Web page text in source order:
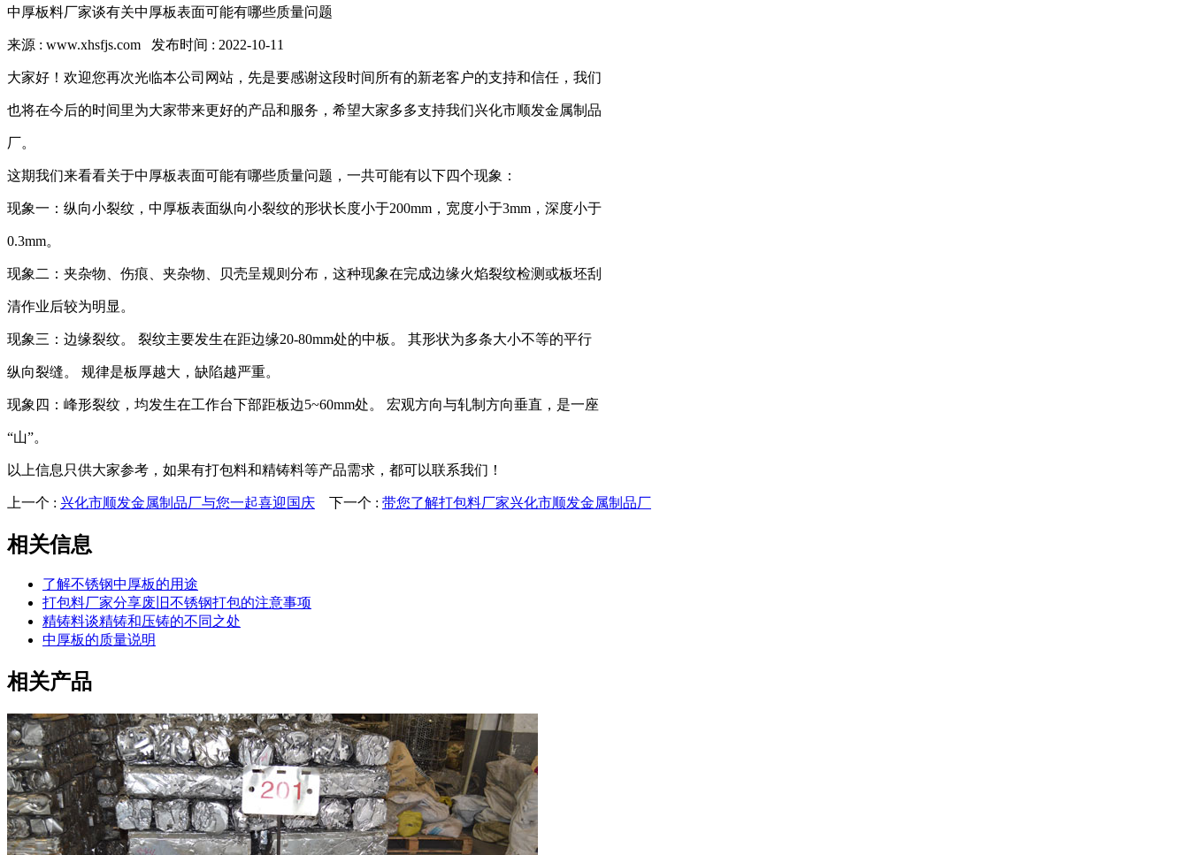
中厚板料厂家谈有关中厚板表面可能有哪些质量问题
来源 : www.xhsfjs.com 发布时间 : 2022-10-11
大家好！欢迎您再次光临本公司网站，先是要感谢这段时间所有的新老客户的支持和信任，我们
也将在今后的时间里为大家带来更好的产品和服务，希望大家多多支持我们兴化市顺发金属制品
厂。
这期我们来看看关于中厚板表面可能有哪些质量问题，一共可能有以下四个现象：
现象一：纵向小裂纹，中厚板表面纵向小裂纹的形状长度小于200mm，宽度小于3mm，深度小于
0.3mm。
现象二：夹杂物、伤痕、夹杂物、贝壳呈规则分布，这种现象在完成边缘火焰裂纹检测或板坯刮
清作业后较为明显。
现象三：边缘裂纹。 裂纹主要发生在距边缘20-80mm处的中板。 其形状为多条大小不等的平行
纵向裂缝。 规律是板厚越大，缺陷越严重。
现象四：峰形裂纹，均发生在工作台下部距板边5~60mm处。 宏观方向与轧制方向垂直，是一座
“山”。
以上信息只供大家参考，如果有打包料和精铸料等产品需求，都可以联系我们！
上一个 : 兴化市顺发金属制品厂与您一起喜迎国庆 下一个 : 带您了解打包料厂家兴化市顺发金属制品厂
相关信息
了解不锈钢中厚板的用途
打包料厂家分享废旧不锈钢打包的注意事项
精铸料谈精铸和压铸的不同之处
中厚板的质量说明
相关产品